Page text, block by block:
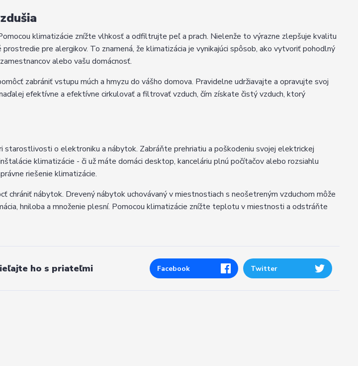
klimatizácie znížte vlhkosť a odfiltrujte peľ a prach. Nielenže to výrazne zlepšuje kvalitu
pre alergikov. To znamená, že klimatizácia je vynikajúci spôsob, ako vytvoriť pohodlný
alebo vašu domácnosť.
zabrániť vstupu múch a hmyzu do vášho domova. Pravidelne udržiavajte a opravujte svoj
efektívne a efektívne cirkulovať a filtrovať vzduch, čím získate čistý vzduch, ktorý
starostlivosti o elektroniku a nábytok. Zabráňte prehriatiu a poškodeniu svojej elektrickej
klimatizácie - či už máte domáci desktop, kanceláriu plnú počítačov alebo rozsiahlu
riešenie klimatizácie.
chrániť nábytok. Drevený nábytok uchovávaný v miestnostiach s neošetreným vzduchom môže
hniloba a množenie plesní. Pomocou klimatizácie znížte teplotu v miestnosti a odstráňte
ho s priateľmi Facebook Twitter